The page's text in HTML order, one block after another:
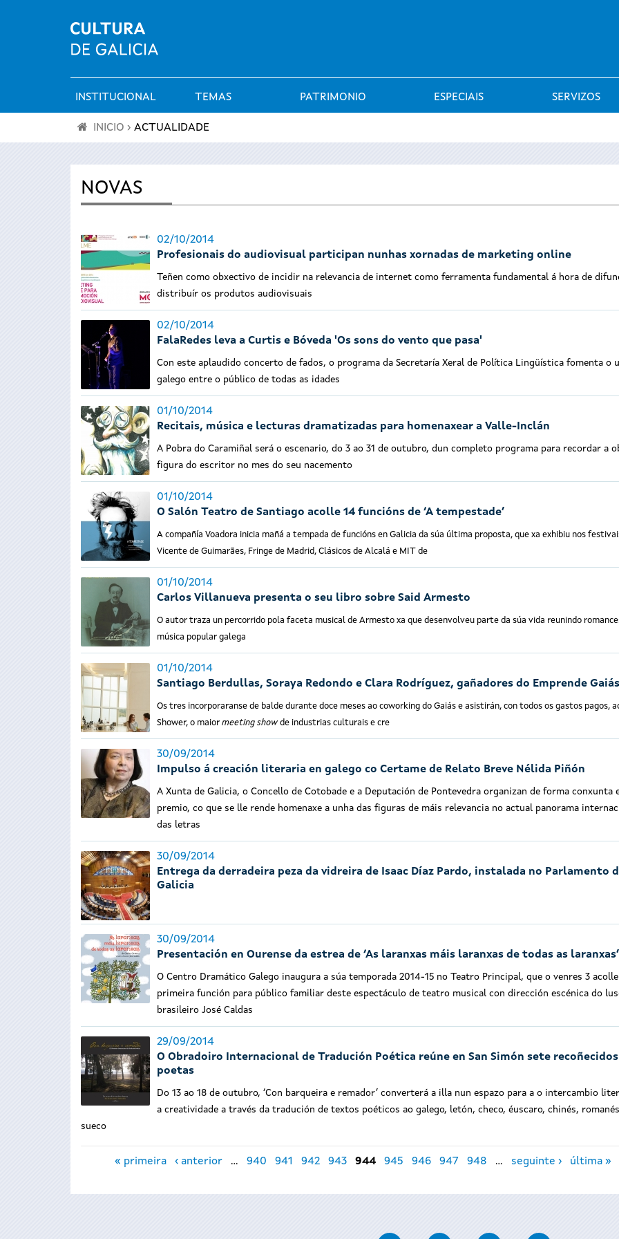
Menú
principal
INSTITUCIONAL TEMAS PATRIMONIO ESPECIAIS SERVIZOS
está
INICIO › ACTUALIDADE
NOVAS
02/10/2014
Profesionais do audiovisual participan nunhas xornadas de marketing online
Teñen como obxectivo de incidir na relevancia de internet como ferramenta fundamental á hora de
distribuír os produtos audiovisuais
02/10/2014
FalaRedes leva a Curtis e Bóveda 'Os sons do vento que pasa'
Con este aplaudido concerto de fados, o programa da Secretaría Xeral de Política Lingüística fomenta o
galego entre o público de todas as idades
01/10/2014
Recitais, música e lecturas dramatizadas para homenaxear a Valle-Inclán
A Pobra do Caramiñal será o escenario, do 3 ao 31 de outubro, dun completo programa para recordar a
figura do escritor no mes do seu nacemento
01/10/2014
O Salón Teatro de Santiago acolle 14 funcións de ‘A tempestade’
A compañía Voadora inicia mañá a tempada de funcións en Galicia da súa última proposta, que xa exhibiu nos
Vicente de Guimarães, Fringe de Madrid, Clásicos de Alcalá e MIT de
01/10/2014
Carlos Villanueva presenta o seu libro sobre Said Armesto
O autor traza un percorrido pola faceta musical de Armesto xa que desenvolveu parte da súa vida reunindo
música popular galega
01/10/2014
Santiago Berdullas, Soraya Redondo e Clara Rodríguez, gañadores do Emprende Gaiás
Os tres incorporaranse de balde durante doce meses ao coworking do Gaiás e asistirán, con todos os gastos pagos,
Shower, o maior meeting showde industrias culturais e cre
30/09/2014
Impulso á creación literaria en galego co Certame de Relato Breve Nélida Piñón
A Xunta de Galicia, o Concello de Cotobade e a Deputación de Pontevedra organizan de forma conxunta
premio, co que se lle rende homenaxe a unha das figuras de máis relevancia no actual panorama
das letras
30/09/2014
Entrega da derradeira peza da vidreira de Isaac Díaz Pardo, instalada no Parlamento
Galicia
30/09/2014
Presentación en Ourense da estrea de ‘As laranxas máis laranxas de todas as laranxas’
O Centro Dramático Galego inaugura a súa temporada 2014-15 no Teatro Principal, que o venres 3
primeira función para público familiar deste espectáculo de teatro musical con dirección escénica do
brasileiro José Caldas
29/09/2014
O Obradoiro Internacional de Tradución Poética reúne en San Simón sete recoñecidos
poetas
Do 13 ao 18 de outubro, ‘Con barqueira e remador’ converterá a illa nun espazo para a o intercambio
a creatividade a través da tradución de textos poéticos ao galego, letón, checo, éuscaro, chinés,
sueco
Páxinas
« primeira ‹ anterior … 940 941 942 943 944 945 946 947 948 … seguinte › última »